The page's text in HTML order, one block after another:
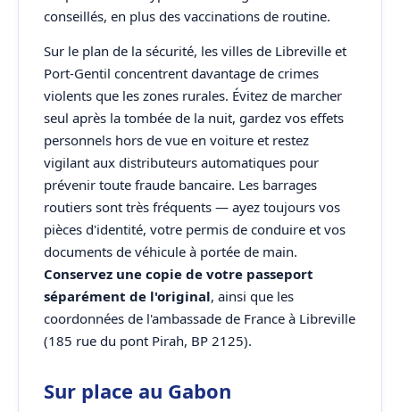
conseillés, en plus des vaccinations de routine.
Sur le plan de la sécurité, les villes de Libreville et
Port-Gentil concentrent davantage de crimes
violents que les zones rurales. Évitez de marcher
seul après la tombée de la nuit, gardez vos effets
personnels hors de vue en voiture et restez
vigilant aux distributeurs automatiques pour
prévenir toute fraude bancaire. Les barrages
routiers sont très fréquents — ayez toujours vos
pièces d'identité, votre permis de conduire et vos
documents de véhicule à portée de main.
Conservez une copie de votre passeport
séparément de l'original, ainsi que les
coordonnées de l'ambassade de France à Libreville
(185 rue du pont Pirah, BP 2125).
Sur place au Gabon